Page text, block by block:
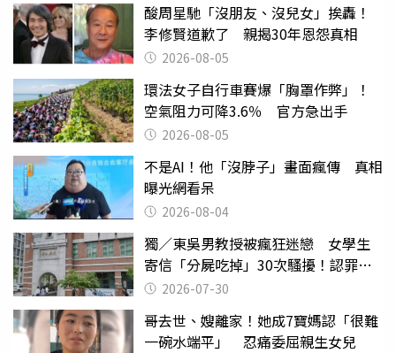
酸周星馳「沒朋友、沒兒女」挨轟！
李修賢道歉了 親揭30年恩怨真相
2026-08-05
環法女子自行車賽爆「胸罩作弊」！
空氣阻力可降3.6％ 官方急出手
2026-08-05
不是AI！他「沒脖子」畫面瘋傳 真相
曝光網看呆
2026-08-04
獨／東吳男教授被瘋狂迷戀 女學生
寄信「分屍吃掉」30次騷擾！認罪免
關 2026-07-30
哥去世、嫂離家！她成7寶媽認「很難
一碗水端平」 忍痛委屈親生女兒